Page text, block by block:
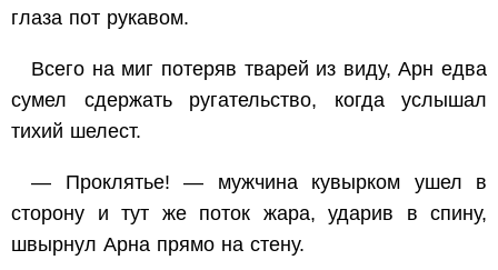
глаза пот рукавом.
Всего на миг потеряв тварей из виду, Арн едва
сумел сдержать ругательство, когда услышал
тихий шелест.
— Проклятье! — мужчина кувырком ушел в
сторону и тут же поток жара, ударив в спину,
швырнул Арна прямо на стену.